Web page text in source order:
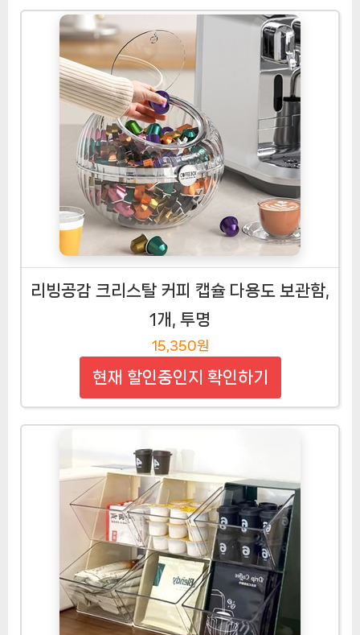
리빙공감 크리스탈 커피 캡슐 다용도 보관함,
1개, 투명
15,350원
현재 할인중인지 확인하기